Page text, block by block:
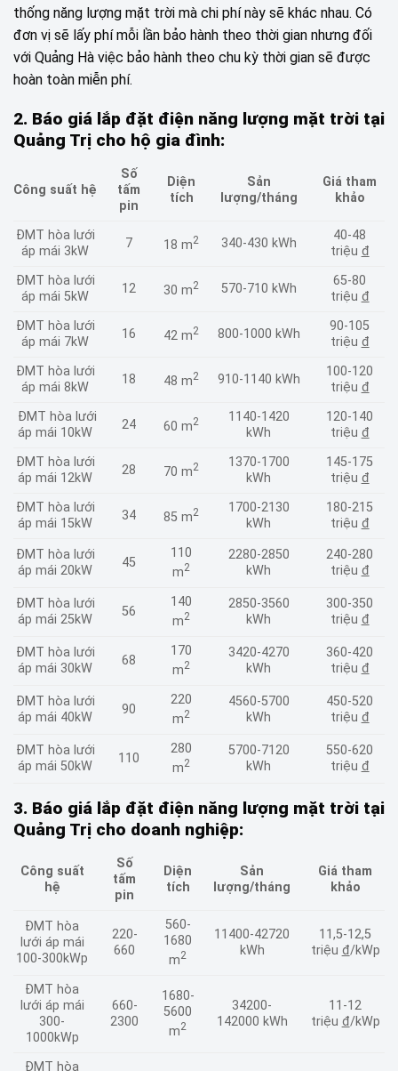
thống năng lượng mặt trời mà chi phí này sẽ khác nhau. Có
đơn vị sẽ lấy phí mỗi lần bảo hành theo thời gian nhưng đối
với Quảng Hà việc bảo hành theo chu kỳ thời gian sẽ được
hoàn toàn miễn phí.
2. Báo giá lắp đặt điện năng lượng mặt trời tại
Quảng Trị cho hộ gia đình:
Công suất hệ
Số
tấm
pin
Diện
tích
Sản
lượng/tháng
Giá tham
khảo
ĐMT hòa lưới
áp mái 3kW
7 18 m2 340-430 kWh
40-48
triệu đ
ĐMT hòa lưới
áp mái 5kW
12 30 m2 570-710 kWh
65-80
triệu đ
ĐMT hòa lưới
áp mái 7kW
16 42 m2 800-1000 kWh
90-105
triệu đ
ĐMT hòa lưới
áp mái 8kW
18 48 m2 910-1140 kWh
100-120
triệu đ
ĐMT hòa lưới
áp mái 10kW
24 60 m2
1140-1420
kWh
120-140
triệu đ
ĐMT hòa lưới
áp mái 12kW
28 70 m2
1370-1700
kWh
145-175
triệu đ
ĐMT hòa lưới
áp mái 15kW
34 85 m2
1700-2130
kWh
180-215
triệu đ
ĐMT hòa lưới
áp mái 20kW
45
110
m2
2280-2850
kWh
240-280
triệu đ
ĐMT hòa lưới
áp mái 25kW
56
140
m2
2850-3560
kWh
300-350
triệu đ
ĐMT hòa lưới
áp mái 30kW
68
170
m2
3420-4270
kWh
360-420
triệu đ
ĐMT hòa lưới
áp mái 40kW
90
220
m2
4560-5700
kWh
450-520
triệu đ
ĐMT hòa lưới
áp mái 50kW
110
280
m2
5700-7120
kWh
550-620
triệu đ
3. Báo giá lắp đặt điện năng lượng mặt trời tại
Quảng Trị cho doanh nghiệp:
Công suất
hệ
Số
tấm
pin
Diện
tích
Sản
lượng/tháng
Giá tham
khảo
ĐMT hòa
lưới áp mái
100-300kWp
220-
660
560-
1680
m2
11400-42720
kWh
11,5-12,5
triệu đ/kWp
ĐMT hòa
lưới áp mái
300-
1000kWp
660-
2300
1680-
5600
m2
34200-
142000 kWh
11-12
triệu đ/kWp
ĐMT hòa